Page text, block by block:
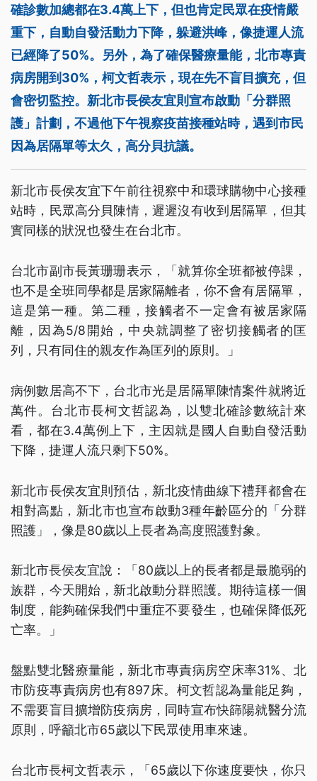
確診數加總都在3.4萬上下，但也肯定民眾在疫情嚴
重下，自動自發活動力下降，躲避洪峰，像捷運人流
已經降了50%。另外，為了確保醫療量能，北市專責
病房開到30%，柯文哲表示，現在先不盲目擴充，但
會密切監控。新北市長侯友宜則宣布啟動「分群照
護」計劃，不過他下午視察疫苗接種站時，遇到市民
因為居隔單等太久，高分貝抗議。
新北市長侯友宜下午前往視察中和環球購物中心接種
站時，民眾高分貝陳情，遲遲沒有收到居隔單，但其
實同樣的狀況也發生在台北市。
台北市副市長黃珊珊表示，「就算你全班都被停課，
也不是全班同學都是居家隔離者，你不會有居隔單，
這是第一種。第二種，接觸者不一定會有被居家隔
離，因為5/8開始，中央就調整了密切接觸者的匡
列，只有同住的親友作為匡列的原則。」
病例數居高不下，台北市光是居隔單陳情案件就將近
萬件。台北市長柯文哲認為，以雙北確診數統計來
看，都在3.4萬例上下，主因就是國人自動自發活動
下降，捷運人流只剩下50%。
新北市長侯友宜則預估，新北疫情曲線下禮拜都會在
相對高點，新北市也宣布啟動3種年齡區分的「分群
照護」，像是80歲以上長者為高度照護對象。
新北市長侯友宜說：「80歲以上的長者都是最脆弱的
族群，今天開始，新北啟動分群照護。期待這樣一個
制度，能夠確保我們中重症不要發生，也確保降低死
亡率。」
盤點雙北醫療量能，新北市專責病房空床率31%、北
市防疫專責病房也有897床。柯文哲認為量能足夠，
不需要盲目擴增防疫病房，同時宣布快篩陽就醫分流
原則，呼籲北市65歲以下民眾使用車來速。
台北市長柯文哲表示，「65歲以下你速度要快，你只